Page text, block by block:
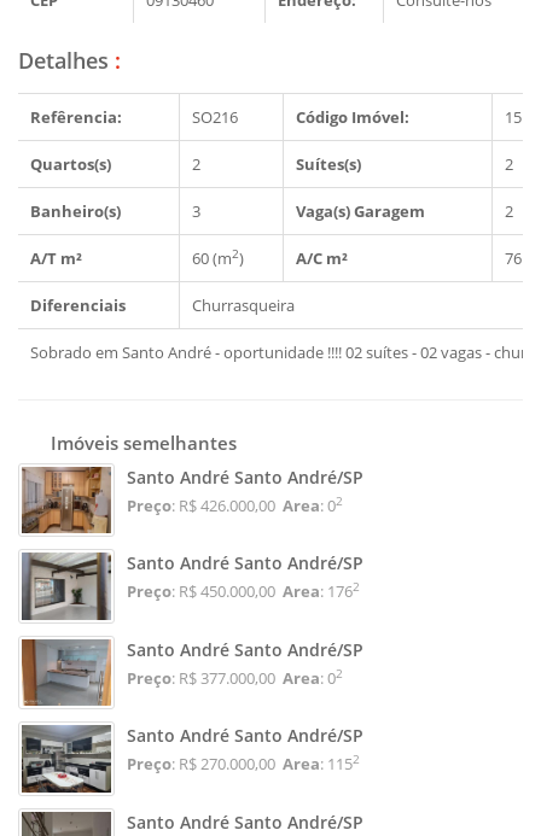
Detalhes :
Refêrencia: SO216 Código Imóvel:
Quartos(s) 2 Suítes(s) 2
Banheiro(s) 3 Vaga(s) Garagem 2
A/T m² 60 (m2) A/C m² 76
Diferenciais Churrasqueira
Sobrado em Santo André - oportunidade !!!! 02 suítes - 02 vagas -
Imóveis semelhantes
Santo André Santo André/SP
Preço: R$ 426.000,00 Area: 02
Santo André Santo André/SP
Preço: R$ 450.000,00 Area: 1762
Santo André Santo André/SP
Preço: R$ 377.000,00 Area: 02
Santo André Santo André/SP
Preço: R$ 270.000,00 Area: 1152
Santo André Santo André/SP